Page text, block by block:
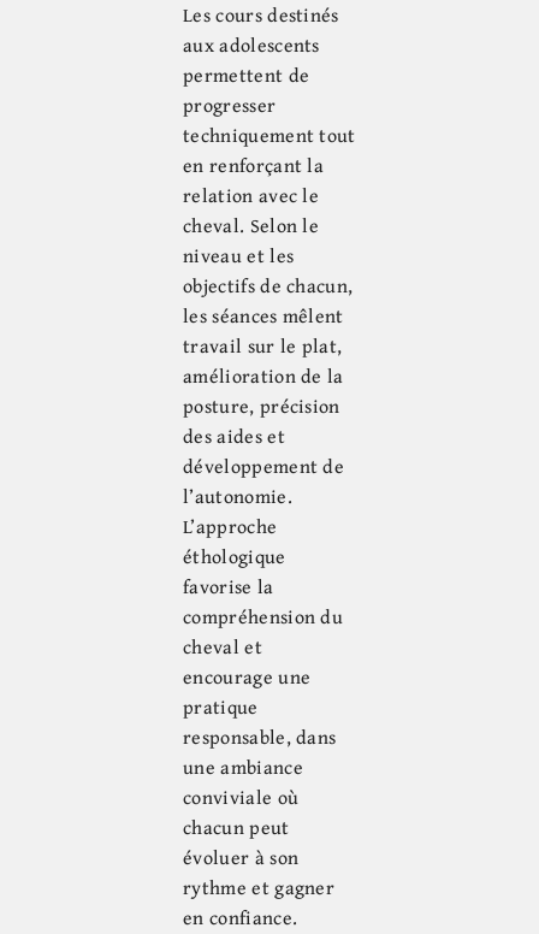
Les cours destinés
aux adolescents
permettent de
progresser
techniquement tout
en renforçant la
relation avec le
cheval. Selon le
niveau et les
objectifs de chacun,
les séances mêlent
travail sur le plat,
amélioration de la
posture, précision
des aides et
développement de
l’autonomie.
L’approche
éthologique
favorise la
compréhension du
cheval et
encourage une
pratique
responsable, dans
une ambiance
conviviale où
chacun peut
évoluer à son
rythme et gagner
en confiance.